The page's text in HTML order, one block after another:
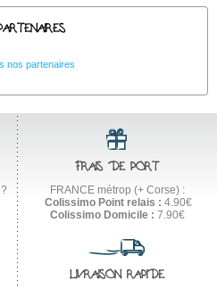
nos partenaires
FRAIS DE PORT
FRANCE métrop (+ Corse) :
Colissimo Point relais : 4.90€
Colissimo Domicile : 7.90€
LIVRAISON RAPIDE